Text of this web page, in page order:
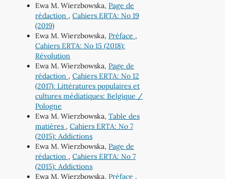
Ewa M. Wierzbowska, Page de
rédaction , Cahiers ERTA: No 19
(2019)
Ewa M. Wierzbowska, Préface ,
Cahiers ERTA: No 15 (2018):
Révolution
Ewa M. Wierzbowska, Page de
rédaction , Cahiers ERTA: No 12
(2017): Littératures populaires et
cultures médiatiques: Belgique /
Pologne
Ewa M. Wierzbowska, Table des
matières , Cahiers ERTA: No 7
(2015): Addictions
Ewa M. Wierzbowska, Page de
rédaction , Cahiers ERTA: No 7
(2015): Addictions
Ewa M. Wierzbowska, Préface ,